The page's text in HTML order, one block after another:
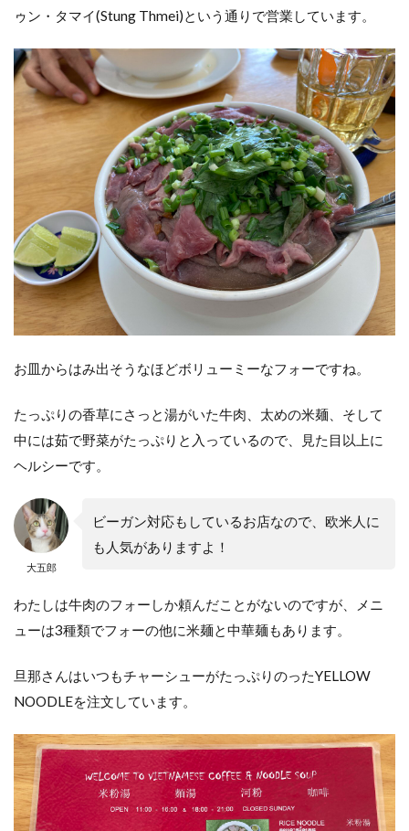
ゥン・タマイ(Stung Thmei)という通りで営業しています。
お皿からはみ出そうなほどボリューミーなフォーですね。
たっぷりの香草にさっと湯がいた牛肉、太めの米麺、そして
中には茹で野菜がたっぷりと入っているので、見た目以上に
ヘルシーです。
大五郎
ビーガン対応もしているお店なので、欧米人に
も人気がありますよ！
わたしは牛肉のフォーしか頼んだことがないのですが、メニ
ューは3種類でフォーの他に米麺と中華麺もあります。
旦那さんはいつもチャーシューがたっぷりのったYELLOW
NOODLEを注文しています。